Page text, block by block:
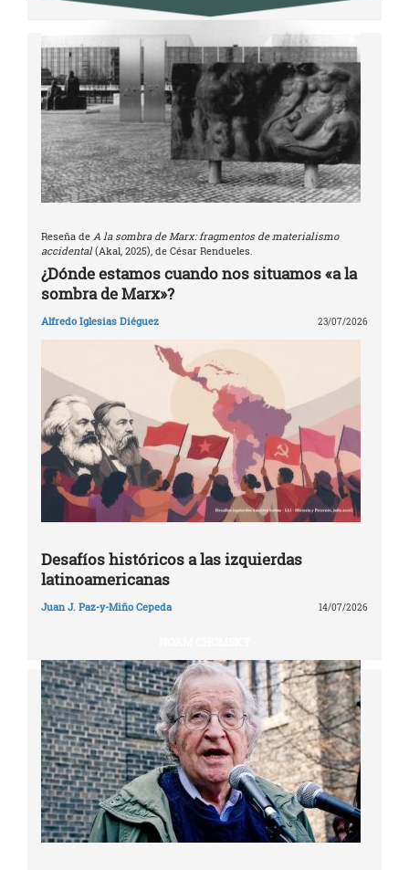
Reseña de A la sombra de Marx: fragmentos de materialismo
accidental(Akal, 2025), de César Rendueles.
¿Dónde estamos cuando nos situamos «a la
sombra de Marx»?
Alfredo Iglesias Diéguez 23/07/2026
Desafíos históricos a las izquierdas
latinoamericanas
Juan J. Paz-y-Miño Cepeda 14/07/2026